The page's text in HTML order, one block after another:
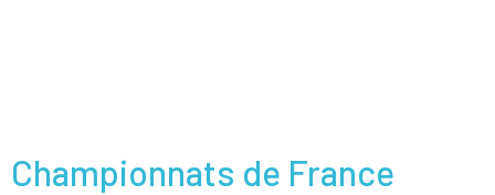
Championnats de France